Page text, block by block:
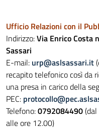
Ufficio Relazioni con il
Indirizzo:Via Enrico Costa
Sassari
E-mail: urp@aslsassari.it
recapito telefonico così da
una presa in carico della
PEC: p
Telefono:0792084490
alle ore 12.00)